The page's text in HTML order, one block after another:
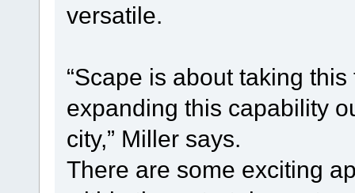
versatile.
“Scape is about taking
expanding this capability
city,” Miller says.
There are some exciting